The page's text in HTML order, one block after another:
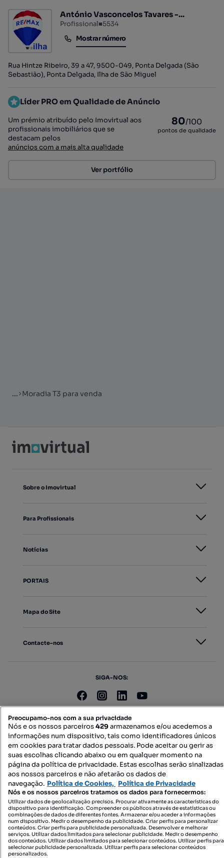
António Vasconcelos Tavares -...
Profissional■5534
Mostrar número
Mostrar número
Rua Hintze Ribeiro, 39 a 47, 9500-049, Ponta Delgada (São
Sebastião), Ponta Delgada, Ilha de São Miguel
Líder PRO em Qualidade de Anúncio
Um prémio atribuído pelo Imovirtual aos
profissionais imobiliários que se
destacam pelos
anúncios com a mais alta qualidade
80/100
pontos de qualidade
Ver portfólio
... Moradia T3 para venda
Sobre o Imovirtual
Para Profissionais
Notícias
PORTAIS
Mapa do Site
Contacte-nos
SIGA-NOS:
DESCARREGAR NA:
© 2026 Imovirtual.com, OLX Portugal, S.A.
TERMOS DE UTILIZAÇÃO
POLÍTICA DE PRIVACIDADE
CONFIGURAÇÕES DE PRIVACIDADE
Preocupamo-nos com a sua privacidade
Nós e os nossos parceiros429armazenamos e/ou acedemos a
informações num dispositivo, tais como identificadores únicos
em cookies para tratar dados pessoais. Pode aceitar ou gerir as
suas escolhas clicando abaixo ou em qualquer momento na
página da política de privacidade. Estas escolhas serão sinalizadas
aos nossos parceiros e não afetarão os dados de
navegação. Política de Cookies, Política de Privacidade
Nós e os nossos parceiros tratamos os dados para fornecermos:
Utilizar dados de geolocalização precisos. Procurar ativamente as características do
dispositivo para identificação. Compreender os públicos através de estatísticas ou
combinações de dados de diferentes fontes. Armazenar e/ou aceder a informações
num dispositivo. Medir o desempenho da publicidade. Criar perfis para personalizar
conteúdos. Criar perfis para publicidade personalizada. Desenvolver e melhorar
serviços. Utilizar dados limitados para selecionar publicidade. Medir o desempenho
dos conteúdos. Utilizar dados limitados para selecionar conteúdos. Utilizar perfis para
selecionar publicidade personalizada. Utilizar perfis para selecionar conteúdos
personalizados.